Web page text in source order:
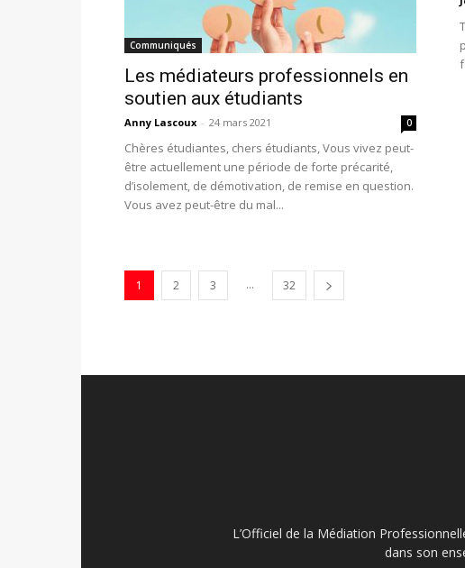
Communiqués
Les médiateurs professionnels en
soutien aux étudiants
Anny Lascoux - 24 mars 2021 0
Chères étudiantes, chers étudiants, Vous vivez peut-
être actuellement une période de forte précarité,
d’isolement, de démotivation, de remise en question.
Vous avez peut-être du mal...
1 2 3 ... 32
L’Officiel de la Médiation
dans son